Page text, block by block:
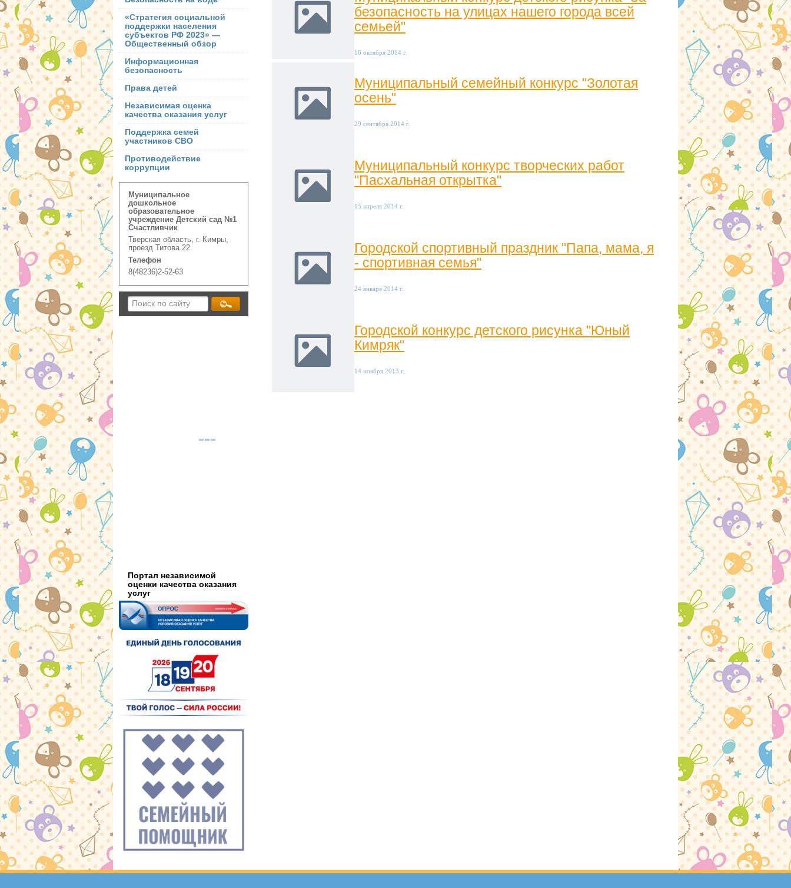
«Стратегия социальной
поддержки населения
субъектов РФ 2023» —
Общественный обзор
Информационная
безопасность
Права детей
Независимая оценка
качества оказания услуг
Поддержка семей
участников СВО
Противодействие
коррупции
Муниципальное
дошкольное
образовательное
учреждение Детский сад №1
Счастливчик
Тверская область, г. Кимры,
проезд Титова 22
Телефон
8(48236)2-52-63
Портал независимой
оценки качества оказания
услуг
безопасность на улицах нашего города всей
семьей"
16 октября 2014 г.
Муниципальный семейный конкурс "Золотая
осень"
29 сентября 2014 г.
Муниципальный конкурс творческих работ
"Пасхальная открытка"
15 апреля 2014 г.
Городской спортивный праздник "Папа, мама, я
- спортивная семья"
24 января 2014 г.
Городской конкурс детского рисунка "Юный
Кимряк"
14 ноября 2013 г.